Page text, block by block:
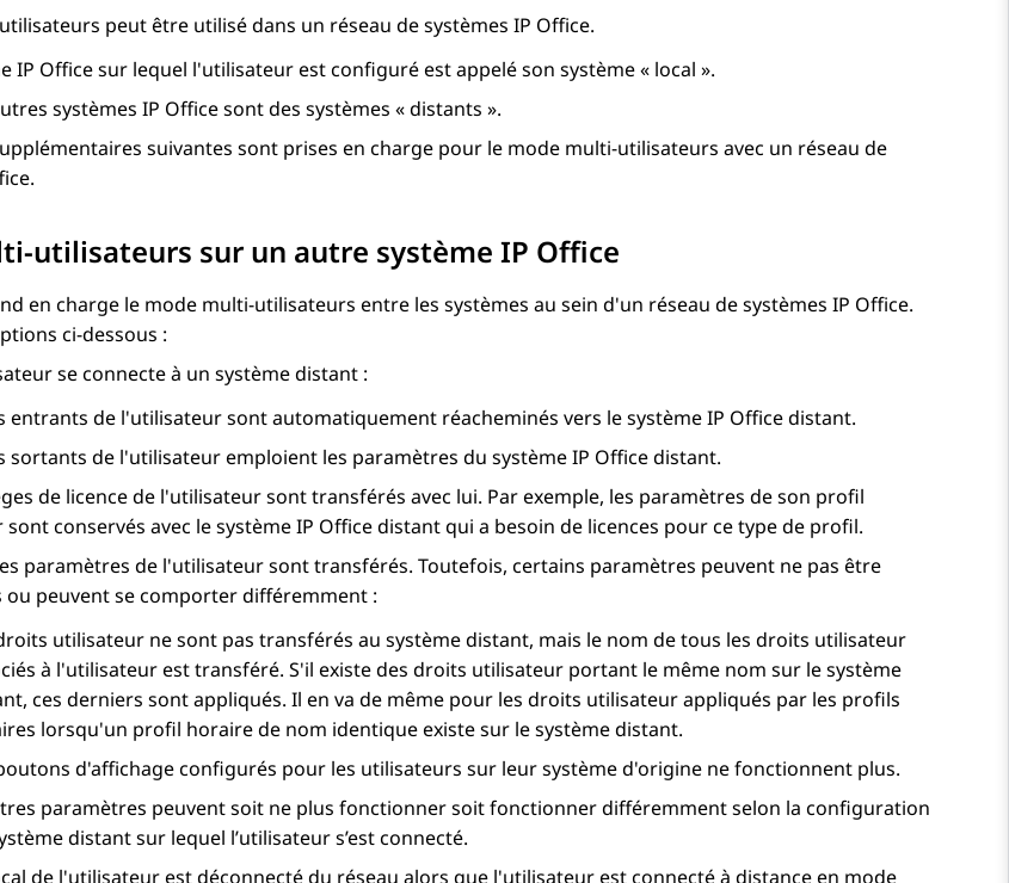
peut être utilisé dans un réseau de systèmes IP Office.
IP Officesur lequel l'utilisateur est configuré est appelé son système « local ».
systèmes IP Officesont des systèmes « distants ».
suivantes sont prises en charge pour le mode multi-utilisateurs avec un réseau de
.
utilisateurs sur un autre système IP Office
en charge le mode multi-utilisateurs entre les systèmes au sein d'un réseau de systèmes IP Office.
ci-dessous :
se connecte à un système distant :
entrants de l'utilisateur sont automatiquement réacheminés vers le systèmeIP Officedistant.
sortants de l'utilisateur emploient les paramètres du systèmeIP Officedistant.
de licence de l'utilisateur sont transférés avec lui. Par exemple, les paramètres de son profil
conservés avec le systèmeIP Officedistant qui a besoin de licences pour ce type de profil.
paramètres de l'utilisateur sont transférés. Toutefois, certains paramètres peuvent ne pas être
ou peuvent se comporter différemment :
utilisateur ne sont pas transférés au système distant, mais le nom de tous les droits utilisateur
à l'utilisateur est transféré. S'il existe des droits utilisateur portant le même nom sur le système
ces derniers sont appliqués. Il en va de même pour les droits utilisateur appliqués par les profils
lorsqu'un profil horaire de nom identique existe sur le système distant.
d'affichage configurés pour les utilisateurs sur leur système d'origine ne fonctionnent plus.
paramètres peuvent soit ne plus fonctionner soit fonctionner différemment selon la configuration
distant sur lequel l’utilisateur s’est connecté.
de l'utilisateur est déconnecté du réseau alors que l'utilisateur est connecté à distance en mode